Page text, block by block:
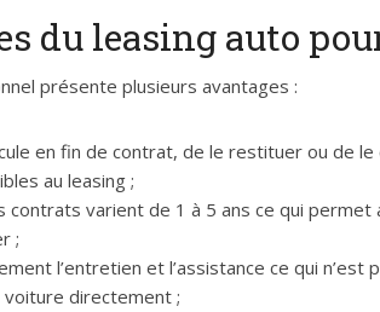
du leasing auto
présente plusieurs avantages :
en fin de contrat, de le restituer ou de le
au leasing ;
varient de 1 à 5 ans ce qui permet
;
l’entretien et l’assistance ce qui n’est
directement ;